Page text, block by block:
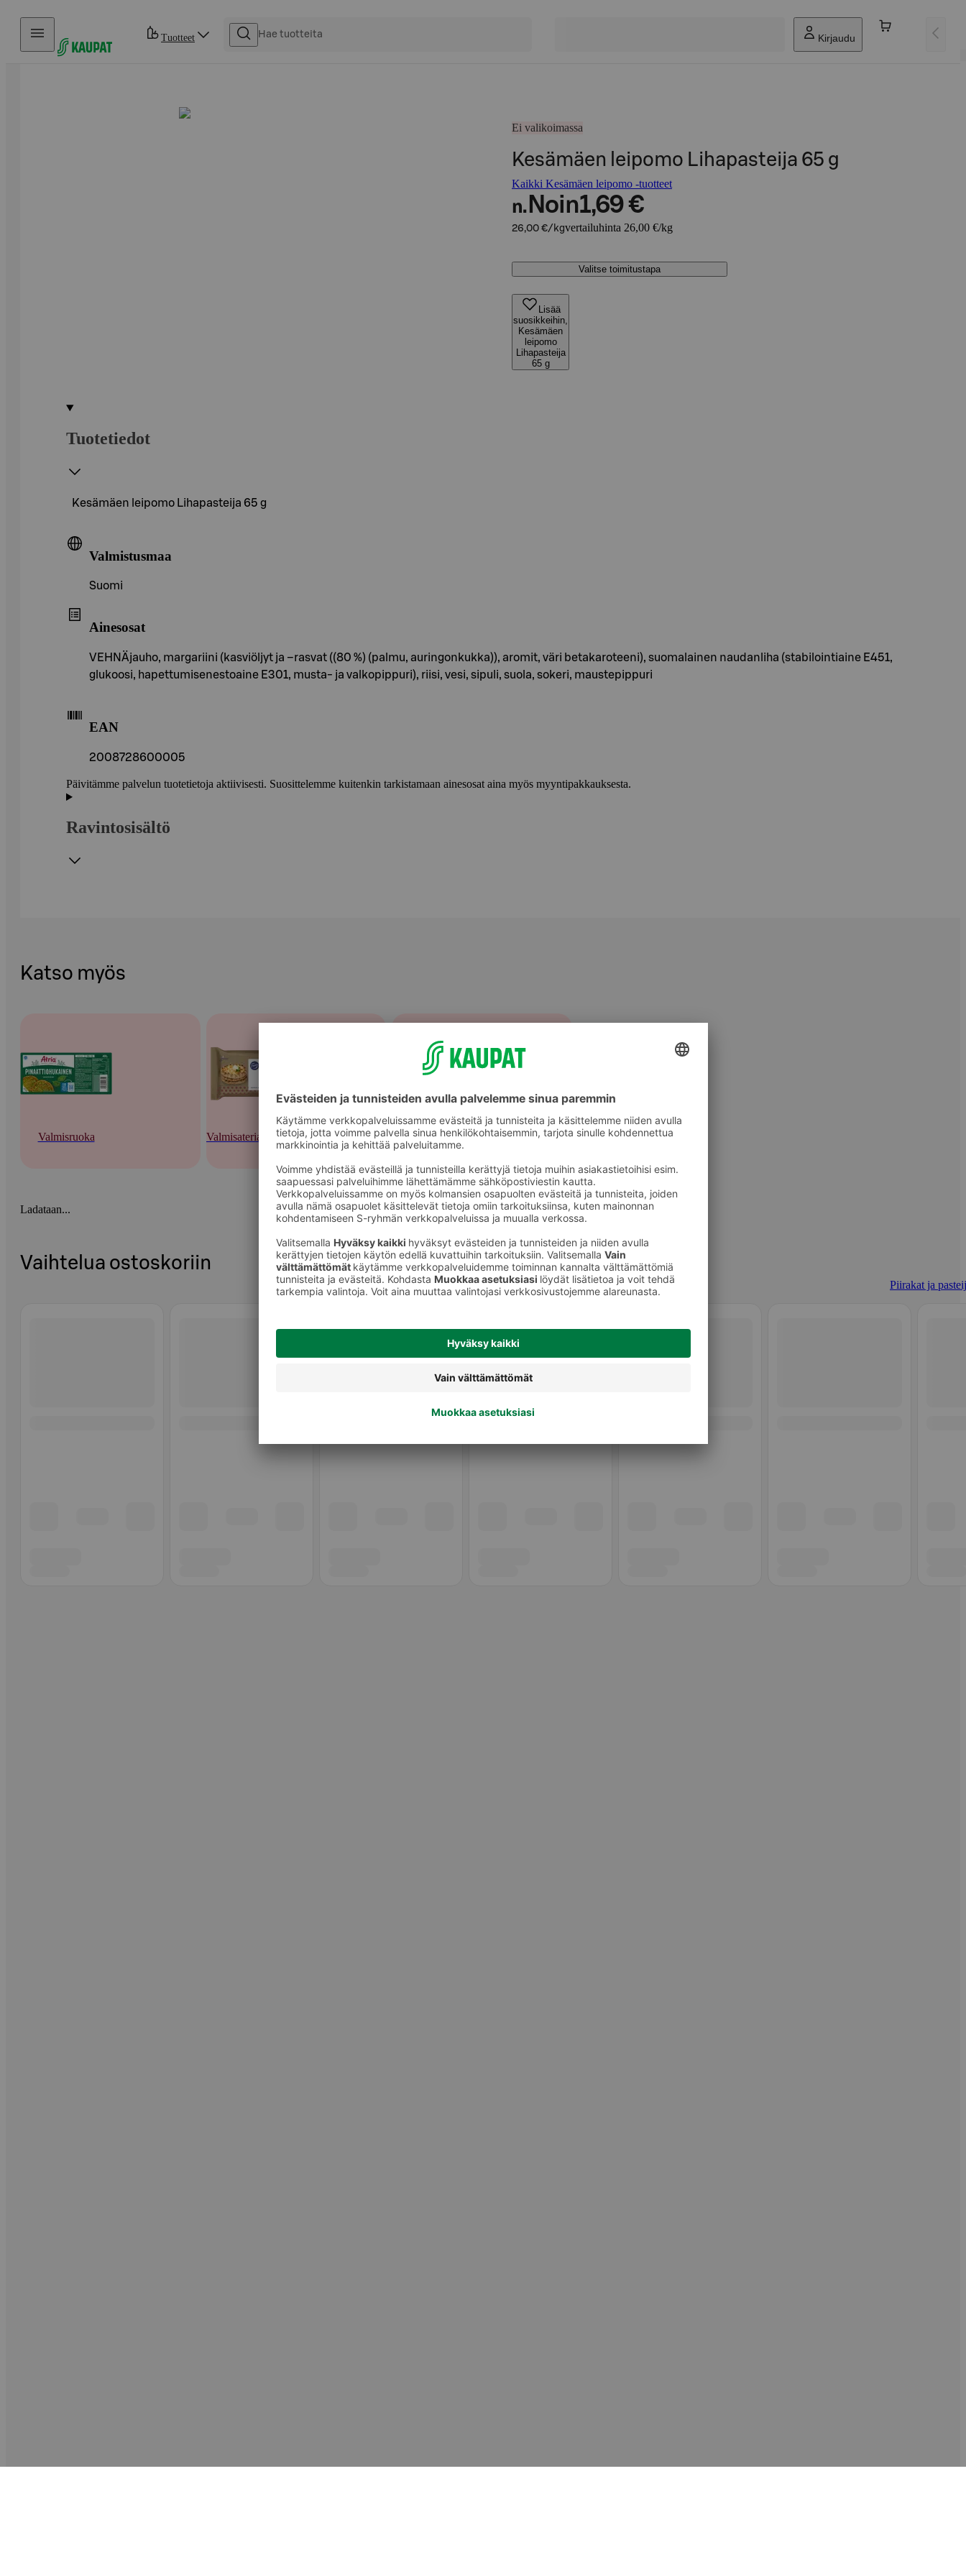
Hyppää sisältöön
Tuotteet Kirjaudu
Ei valikoimassa
Kesämäen leipomo Lihapasteija 65 g
Kaikki Kesämäen leipomo -tuotteet
n. Noin1,69 €
26,00 €/kgvertailuhinta 26,00 €/kg
Valitse toimitustapa
Lisää
suosikkeihin,
Kesämäen
leipomo
Lihapasteija
65 g
Tuotetiedot
Kesämäen leipomo Lihapasteija 65 g
Valmistusmaa
Suomi
Ainesosat
VEHNÄjauho, margariini (kasviöljyt ja –rasvat ((80 %) (palmu, auringonkukka)), aromit, väri betakaroteeni), suomalainen naudanliha (stabilointiaine E451,
glukoosi, hapettumisenestoaine E301, musta- ja valkopippuri), riisi, vesi, sipuli, suola, sokeri, maustepippuri
EAN
2008728600005
Päivitämme palvelun tuotetietoja aktiivisesti. Suosittelemme kuitenkin tarkistamaan ainesosat aina myös myyntipakkauksesta.
Ravintosisältö
Katso myös
Valmisruoka Valmisateriat ja -keitot Piirakat ja pasteijat
Ladataan...
Vaihtelua ostoskoriin
Piirakat ja